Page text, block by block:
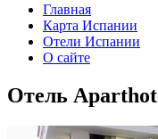
Главная
Карта Испании
Отели Испании
О сайте
Отель